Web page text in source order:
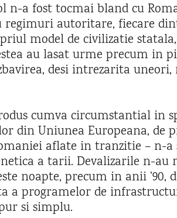
n-a fost tocmai bland cu
autoritare, fiecare
model de civilizatie
au lasat urme precum in
desi intrezarita
cumva circumstantial in
din Uniunea Europeana, de
aflate in tranzitie – n-
a tarii. Devalizarile n-au
noapte, precum in anii
a programelor de
si simplu.